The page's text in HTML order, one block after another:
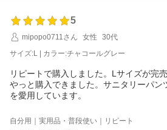
5
mipopo0711さん
女性
30代
サイズ:L | カラー:チャコールグレー
リピートで購入しました。Lサイズが完
やっと購入できました。サニタリーパン
を愛用しています。
自分用｜実用品・普段使い｜リピート